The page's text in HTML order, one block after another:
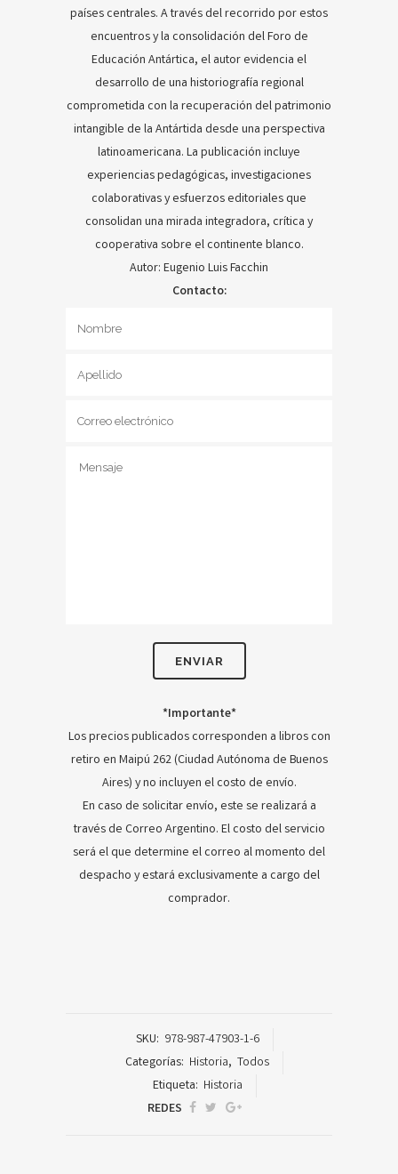
países centrales. A través del recorrido por estos
encuentros y la consolidación del Foro de
Educación Antártica, el autor evidencia el
desarrollo de una historiografía regional
comprometida con la recuperación del patrimonio
intangible de la Antártida desde una perspectiva
latinoamericana. La publicación incluye
experiencias pedagógicas, investigaciones
colaborativas y esfuerzos editoriales que
consolidan una mirada integradora, crítica y
cooperativa sobre el continente blanco.
Autor: Eugenio Luis Facchin
Contacto:
*Importante*
Los precios publicados corresponden a libros con
retiro en Maipú 262 (Ciudad Autónoma de Buenos
Aires) y no incluyen el costo de envío.
En caso de solicitar envío, este se realizará a
través de Correo Argentino. El costo del servicio
será el que determine el correo al momento del
despacho y estará exclusivamente a cargo del
comprador.
SKU: 978-987-47903-1-6
Categorías: Historia, Todos
Etiqueta: Historia
REDES